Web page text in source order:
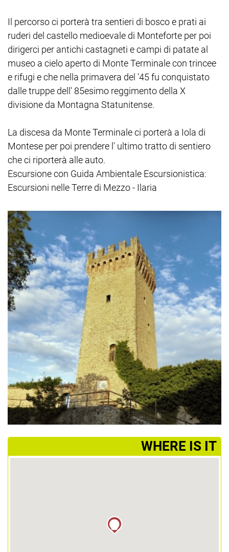
Il percorso ci porterà tra sentieri di bosco e prati ai
ruderi del castello medioevale di Monteforte per poi
dirigerci per antichi castagneti e campi di patate al
museo a cielo aperto di Monte Terminale con trincee
e rifugi e che nella primavera del '45 fu conquistato
dalle truppe dell' 85esimo reggimento della X
divisione da Montagna Statunitense.
La discesa da Monte Terminale ci porterà a Iola di
Montese per poi prendere l' ultimo tratto di sentiero
che ci riporterà alle auto.
Escursione con Guida Ambientale Escursionistica:
Escursioni nelle Terre di Mezzo - Ilaria
­WHERE IS IT